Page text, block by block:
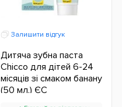
Залишити відгук
Дитяча зубна паста
Chicco для дітей 6-24
місяців зі смаком банану
(50 мл.) ЄС